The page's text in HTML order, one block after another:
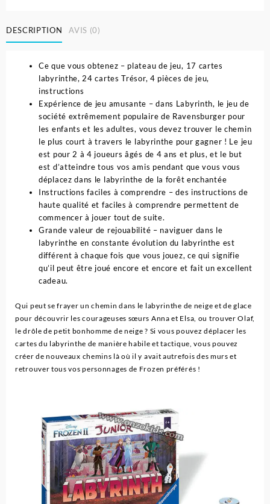
2
Junior
Ravensburger
DESCRIPTION AVIS (0)
Ce que vous obtenez – plateau de jeu, 17 cartes
labyrinthe, 24 cartes Trésor, 4 pièces de jeu,
instructions
Expérience de jeu amusante – dans Labyrinth, le jeu de
société extrêmement populaire de Ravensburger pour
les enfants et les adultes, vous devez trouver le chemin
le plus court à travers le labyrinthe pour gagner ! Le jeu
est pour 2 à 4 joueurs âgés de 4 ans et plus, et le but
est d’atteindre tous vos amis pendant que vous vous
déplacez dans le labyrinthe de la forêt enchantée
Instructions faciles à comprendre – des instructions de
haute qualité et faciles à comprendre permettent de
commencer à jouer tout de suite.
Grande valeur de rejouabilité – naviguer dans le
labyrinthe en constante évolution du labyrinthe est
différent à chaque fois que vous jouez, ce qui signifie
qu’il peut être joué encore et encore et fait un excellent
cadeau.
Qui peut se frayer un chemin dans le labyrinthe de neige et de glace
pour découvrir les courageuses sœurs Anna et Elsa, ou trouver Olaf,
le drôle de petit bonhomme de neige ? Si vous pouvez déplacer les
cartes du labyrinthe de manière habile et tactique, vous pouvez
créer de nouveaux chemins là où il y avait autrefois des murs et
retrouver tous vos personnages de Frozen préférés !